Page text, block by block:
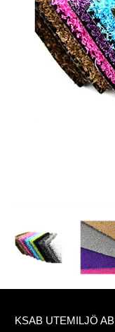
KSAB UTEMILJÖ AB